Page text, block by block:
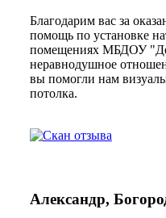
Благодарим вас за
помощь по установке
помещениях МБДОУ
неравнодушное
вы помогли нам
потолка.
Александр,